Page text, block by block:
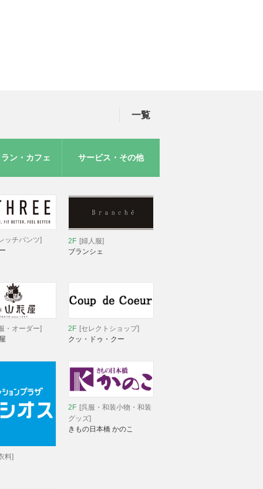
一覧
ン・カフェ サービス・その他
ッチパンツ]
2F [婦人服]
ブランシェ
・オーダー]
2F [セレクトショップ]
クッ・ドゥ・クー
料]
2F [呉服・和装小物・和装
グッズ]
きもの日本橋 かのこ